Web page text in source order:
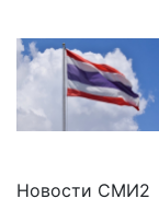
Новости СМИ2